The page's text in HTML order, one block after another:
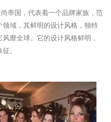
帝国，代表着一个品牌家族，范
域，其鲜明的设计风格，独特
靡全球。它的设计风格鲜明，
。